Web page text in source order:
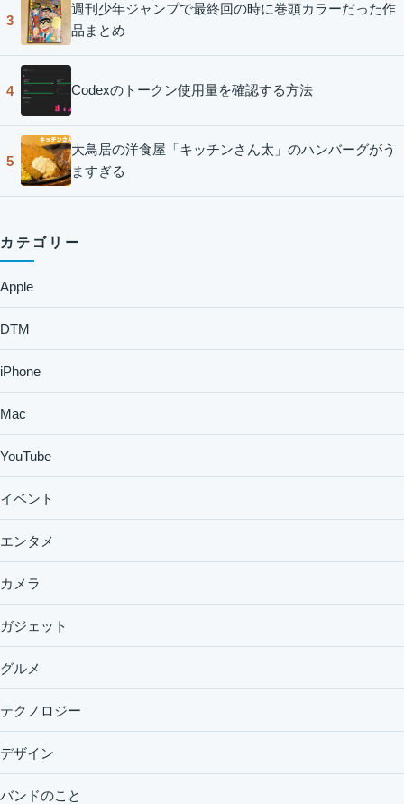
3
週刊少年ジャンプで最終回の時に巻頭カラーだった作
品まとめ
4 Codexのトークン使用量を確認する方法
5
大鳥居の洋食屋「キッチンさん太」のハンバーグがう
ますぎる
カテゴリー
Apple
DTM
iPhone
Mac
YouTube
イベント
エンタメ
カメラ
ガジェット
グルメ
テクノロジー
デザイン
バンドのこと